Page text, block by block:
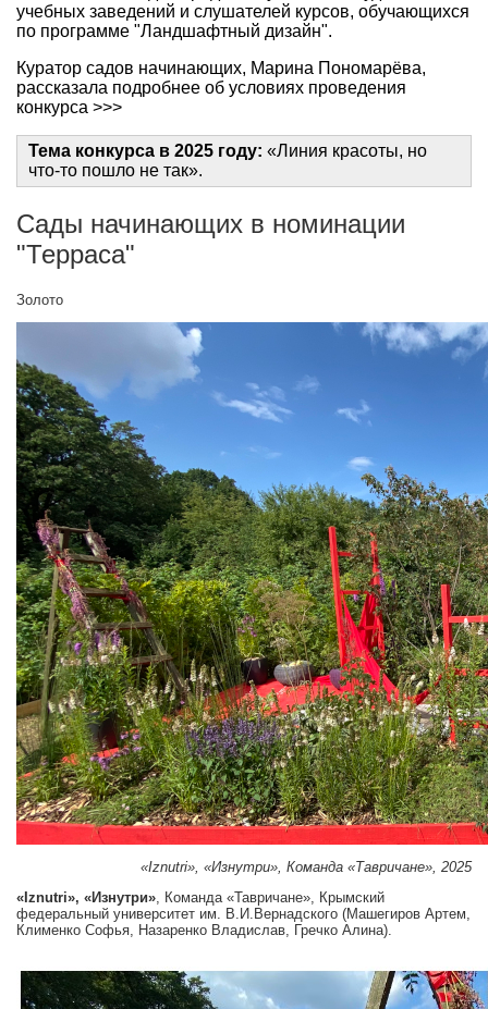
учебных заведений и слушателей курсов, обучающихся
по программе "Ландшафтный дизайн".
Куратор садов начинающих, Марина Пономарёва,
рассказала подробнее об условиях проведения
конкурса >>>
Тема конкурса в 2025 году: «Линия красоты, но
что-то пошло не так».
Сады начинающих в номинации
"Терраса"
Золото
«Iznutri», «Изнутри», Команда «Тавричане», 2025
«Iznutri», «Изнутри» , Команда «Тавричане», Крымский
федеральный университет им. В.И.Вернадского (Машегиров Артем,
Клименко Софья, Назаренко Владислав, Гречко Алина).